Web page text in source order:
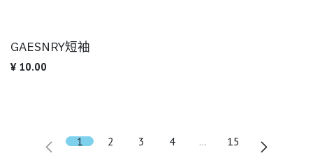
GAESNRY短袖
¥ 10.00
1 2 3 4 … 15